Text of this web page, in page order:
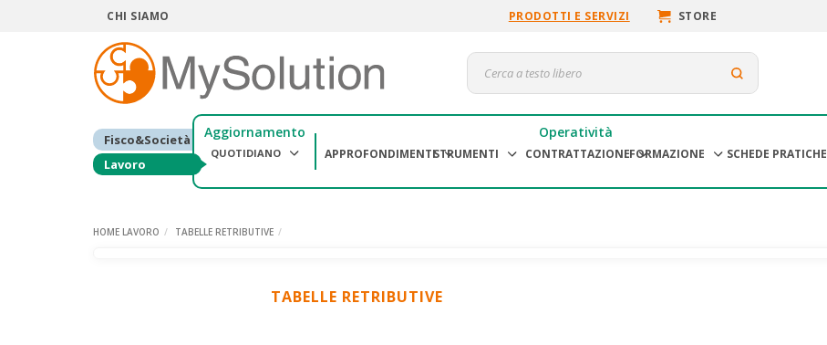
CHI SIAMO PRODOTTI E SERVIZI STORE
Fisco&Società
Lavoro
Aggiornamento
QUOTIDIANO
Operatività
APPROFONDIMENTISTRUMENTI CONTRATTAZIONEFORMAZIONE SCHEDE PRATICHE
HOME LAVORO TABELLE RETRIBUTIVE
TABELLE RETRIBUTIVE